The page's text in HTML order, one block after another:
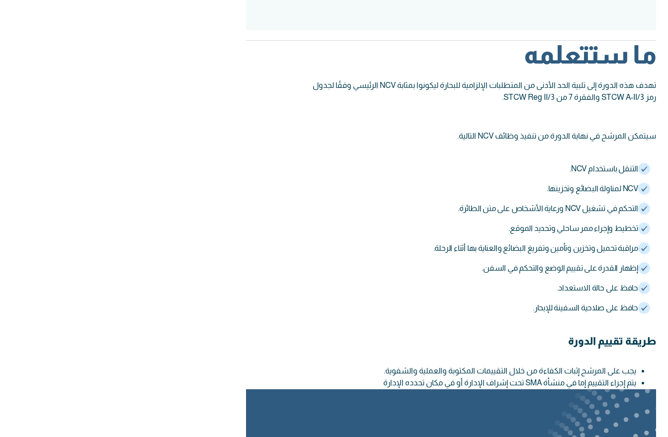
ما ستتعلمه
تهدف هذه الدورة إلى تلبية الحد الأدنى من المتطلبات الإلزامية للبحارة ليكونوا بمثابة NCV الرئيسي وفقًا لجدول
رمز STCW A-II/3 والفقرة 7 من STCW Reg II/3.
سيتمكن المرشح في نهاية الدورة من تنفيذ وظائف NCV التالية.
التنقل باستخدام NCV.
NCV لمناولة البضائع وتخزينها.
التحكم في تشغيل NCV ورعاية الأشخاص على متن الطائرة.
تخطيط وإجراء ممر ساحلي وتحديد الموقع.
مراقبة تحميل وتخزين وتأمين وتفريغ البضائع والعناية بها أثناء الرحلة.
إظهار القدرة على تقييم الوضع والتحكم في السفن.
حافظ على حالة الاستعداد.
حافظ على صلاحية السفينة للإبحار.
طريقة تقييم الدورة
يجب على المرشح إثبات الكفاءة من خلال التقييمات المكتوبة والعملية والشفوية.
يتم إجراء التقييم إما في منشأة SMA تحت إشراف الإدارة أو في مكان تحدده الإدارة